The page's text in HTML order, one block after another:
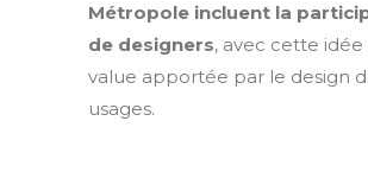
Métropole incluent la
de designers, avec cette
value apportée par le design
usages.